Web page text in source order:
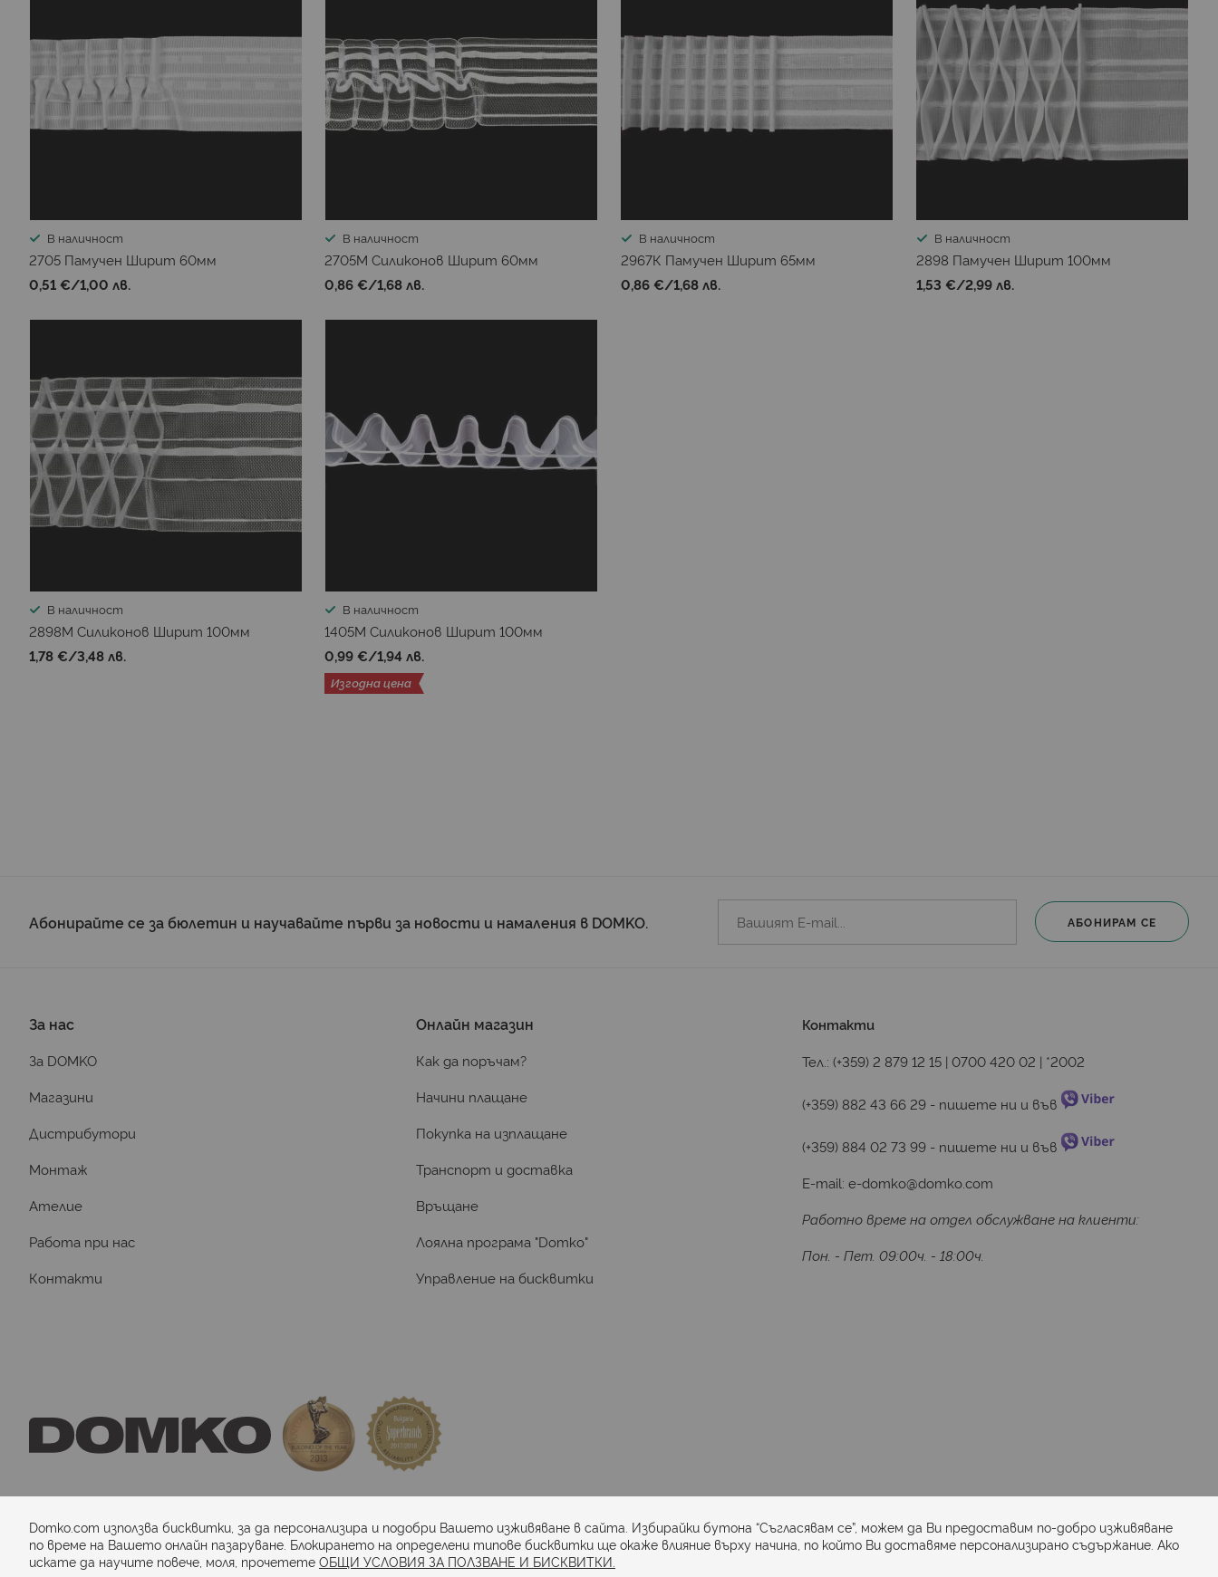
В наличност
2705 Памучен Ширит 60мм
0,51 €/1,00 лв.
В наличност
2705М Силиконов Ширит 60мм
0,86 €/1,68 лв.
В наличност
2967К Памучен Ширит 65мм
0,86 €/1,68 лв.
В наличност
2898 Памучен Ширит 100мм
1,53 €/2,99 лв.
В наличност
2898М Силиконов Ширит 100мм
1,78 €/3,48 лв.
В наличност
1405М Силиконов Ширит 100мм
0,99 €/1,94 лв.
Изгодна цена
Абонирайте се за бюлетин и научавайте първи за новости и намаления в DOMKO. АБОНИРАМ СЕ
За нас
За DOMKO
Магазини
Дистрибутори
Монтаж
Ателие
Работа при нас
Контакти
Онлайн магазин
Как да поръчам?
Начини плащане
Покупка на изплащане
Транспорт и доставка
Връщане
Лоялна програма "Domko"
Управление на бисквитки
Контакти
Тел.:(+359) 2 879 12 15 |0700 420 02 | *2002
(+359) 882 43 66 29 - пишете ни и във
(+359) 884 02 73 99 - пишете ни и във
E-mail:e-domko@domko.com
Работно време на отдел обслужване на клиенти:
Пон. - Пет. 09:00ч. - 18:00ч.
Domko.com използва бисквитки, за да персонализира и подобри Вашето изживяване в сайта. Избирайки бутона “Съгласявам се”, можем да Ви предоставим по-добро изживяване
по време на Вашето онлайн пазаруване. Блокирането на определени типове бисквитки ще окаже влияние върху начина, по който Ви доставяме персонализирано съдържание. Ако
искате да научите повече, моля, прочетете ОБЩИ УСЛОВИЯ ЗА ПОЛЗВАНЕ И БИСКВИТКИ.